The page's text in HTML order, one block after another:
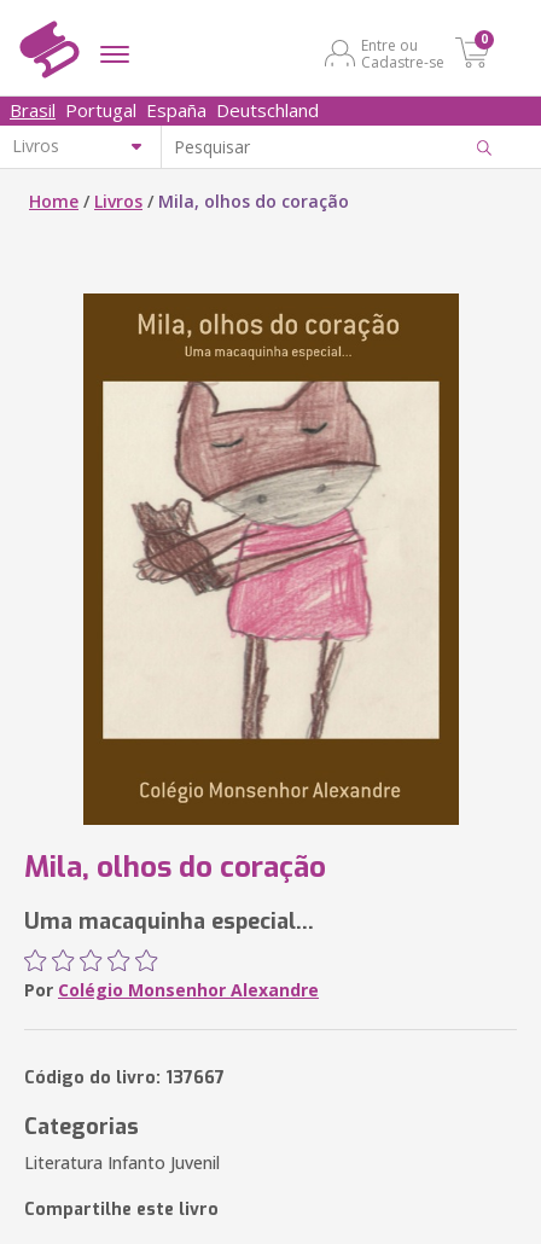
Entre ou
Cadastre-se
0
Brasil Portugal España Deutschland
Home / Livros / Mila, olhos do coração
Mila, olhos do coração
Uma macaquinha especial...
Por Colégio Monsenhor Alexandre
Código do livro: 137667
Categorias
Literatura Infanto Juvenil
Compartilhe este livro